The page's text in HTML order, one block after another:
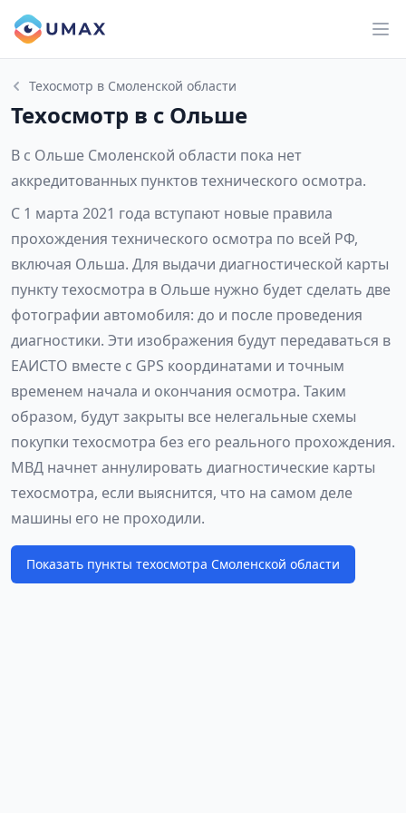
Техосмотр в Смоленской области
Техосмотр в с Ольше
В с Ольше Смоленской области пока нет
аккредитованных пунктов технического осмотра.
С 1 марта 2021 года вступают новые правила
прохождения технического осмотра по всей РФ,
включая Ольша. Для выдачи диагностической карты
пункту техосмотра в Ольше нужно будет сделать две
фотографии автомобиля: до и после проведения
диагностики. Эти изображения будут передаваться в
ЕАИСТО вместе с GPS координатами и точным
временем начала и окончания осмотра. Таким
образом, будут закрыты все нелегальные схемы
покупки техосмотра без его реального прохождения.
МВД начнет аннулировать диагностические карты
техосмотра, если выяснится, что на самом деле
машины его не проходили.
Показать пункты техосмотра Смоленской области